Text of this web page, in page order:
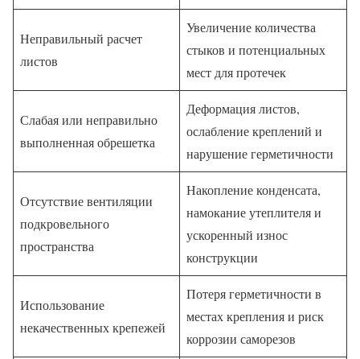
Неправильный расчет
листов
Увеличение количества
стыков и потенциальных
мест для протечек
Слабая или неправильно
выполненная обрешетка
Деформация листов,
ослабление креплений и
нарушение герметичности
Отсутствие вентиляции
подкровельного
пространства
Накопление конденсата,
намокание утеплителя и
ускоренный износ
конструкции
Использование
некачественных крепежей
Потеря герметичности в
местах крепления и риск
коррозии саморезов